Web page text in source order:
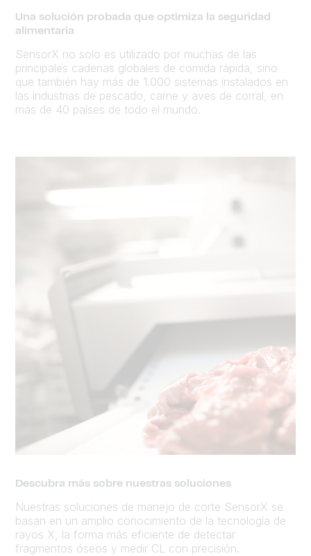
Una solución probada que optimiza la seguridad
alimentaria
SensorX no solo es utilizado por muchas de las
principales cadenas globales de comida rápida, sino
que también hay más de 1.000 sistemas instalados en
las industrias de pescado, carne y aves de corral, en
más de 40 países de todo el mundo.
Descubra más sobre nuestras soluciones
Nuestras soluciones de manejo de corte SensorX se
basan en un amplio conocimiento de la tecnología de
rayos X, la forma más eficiente de detectar
fragmentos óseos y medir CL con precisión.